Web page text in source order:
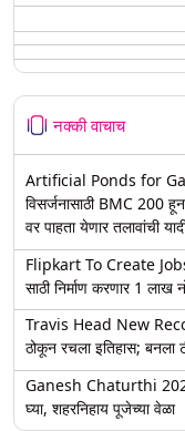
नक्की वाचाच
Artificial Ponds for
विसर्जनासाठी BMC 200
वर पाहता येणार तलावांची
Flipkart To Create
साठी निर्माण करणार 1 लाख
Travis Head New
ठोकून रचला इतिहास; बनला
Ganesh Chaturthi
घ्या, शहरनिहाय पूजेच्या वेळा